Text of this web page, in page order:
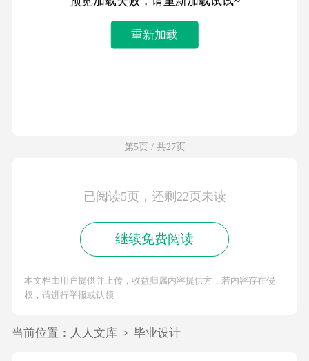
重新加载
第5页 / 共27页
已阅读5页，还剩22页未读
继续免费阅读
本文档由用户提供并上传，收益归属内容提供方，若内容存在侵
权，请进行举报或认领
当前位置： 人人文库 > 毕业设计